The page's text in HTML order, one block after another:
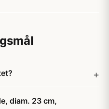
diam. 23 cm,